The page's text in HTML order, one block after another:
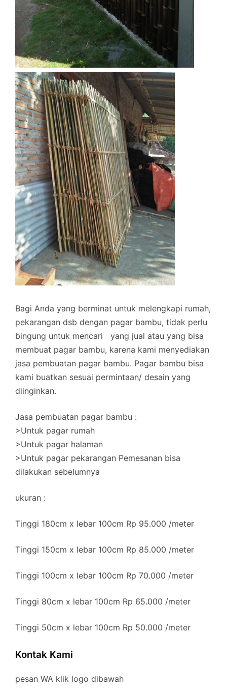
Bagi Anda yang berminat untuk melengkapi rumah,
pekarangan dsb dengan pagar bambu, tidak perlu
bingung untuk mencari yang jual atau yang bisa
membuat pagar bambu, karena kami menyediakan
jasa pembuatan pagar bambu. Pagar bambu bisa
kami buatkan sesuai permintaan/ desain yang
diinginkan.
Jasa pembuatan pagar bambu :
>Untuk pagar rumah
>Untuk pagar halaman
>Untuk pagar pekarangan Pemesanan bisa
dilakukan sebelumnya
ukuran :
Tinggi 180cm x lebar 100cm Rp 95.000 /meter
Tinggi 150cm x lebar 100cm Rp 85.000 /meter
Tinggi 100cm x lebar 100cm Rp 70.000 /meter
Tinggi 80cm x lebar 100cm Rp 65.000 /meter
Tinggi 50cm x lebar 100cm Rp 50.000 /meter
Kontak Kami
pesan WA klik logo dibawah